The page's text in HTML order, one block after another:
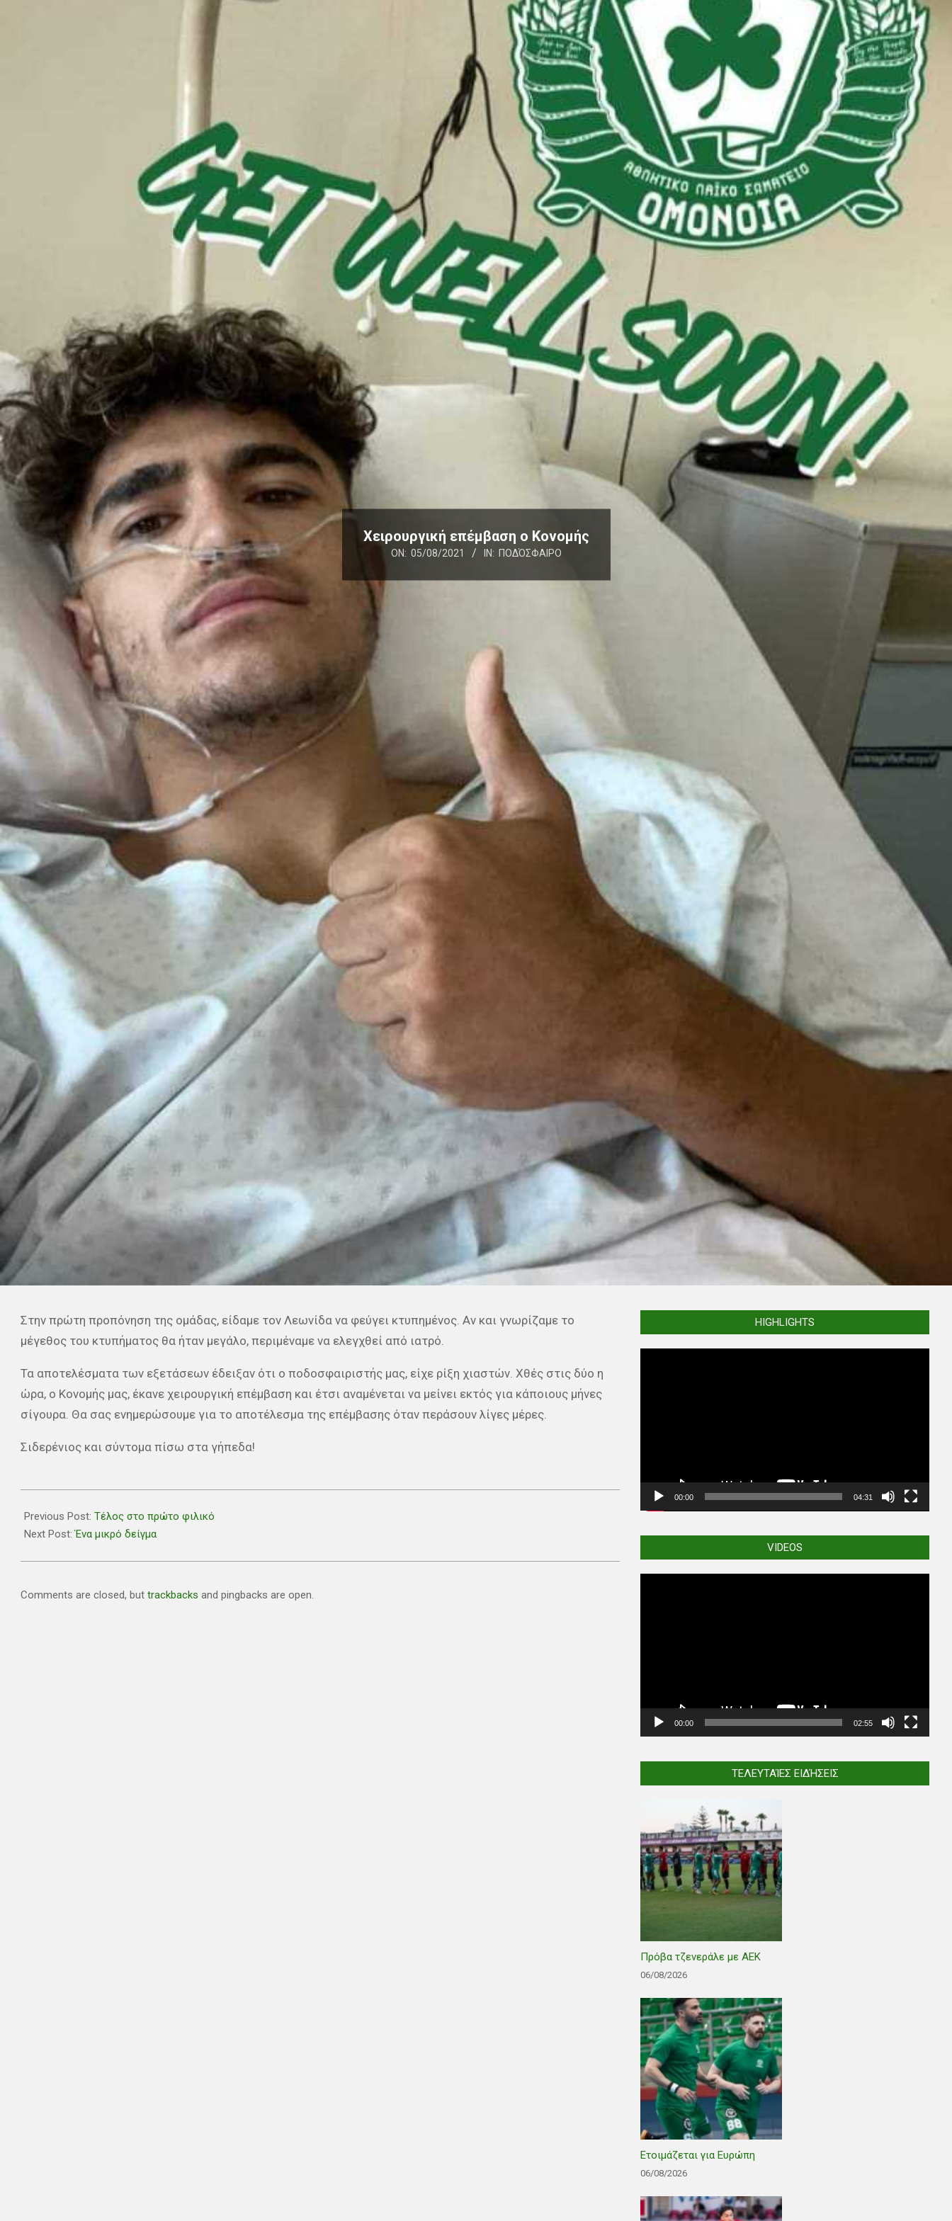
Χειρουργική επέμβαση ο Κονομής
ON: 05/08/2021 IN: ΠΟΔΌΣΦΑΙΡΟ
Στην πρώτη προπόνηση της ομάδας, είδαμε τον Λεωνίδα να φεύγει κτυπημένος. Αν και γνωρίζαμε το
μέγεθος του κτυπήματος θα ήταν μεγάλο, περιμέναμε να ελεγχθεί από ιατρό.
Τα αποτελέσματα των εξετάσεων έδειξαν ότι ο ποδοσφαιριστής μας, είχε ρίξη χιαστών. Χθές στις δύο η
ώρα, ο Κονομής μας, έκανε χειρουργική επέμβαση και έτσι αναμένεται να μείνει εκτός για κάποιους μήνες
σίγουρα. Θα σας ενημερώσουμε για το αποτέλεσμα της επέμβασης όταν περάσουν λίγες μέρες.
Σιδερένιος και σύντομα πίσω στα γήπεδα!
08-
05
Previous Post: Τέλος στο πρώτο φιλικό
Next Post:Ένα μικρό δείγμα
Comments are closed, but trackbacks and pingbacks are open.
HIGHLIGHTS
00:00 04:31
VIDEOS
00:00 02:55
ΤΕΛΕΥΤΑΊΕΣ ΕΙΔΉΣΕΙΣ
Πρόβα τζενεράλε με ΑΕΚ
06/08/2026
Ετοιμάζεται για Ευρώπη
06/08/2026